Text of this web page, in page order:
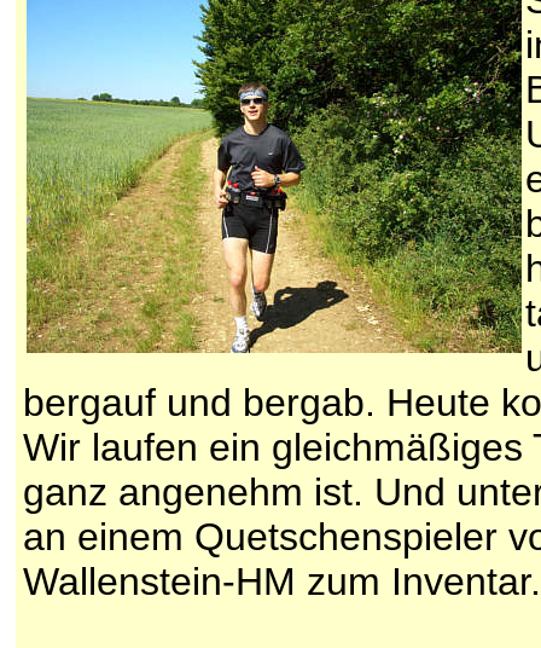
bergauf und bergab. Heute
Wir laufen ein gleichmäßiges
ganz angenehm ist. Und
an einem Quetschenspieler
Wallenstein-HM zum Inventar.